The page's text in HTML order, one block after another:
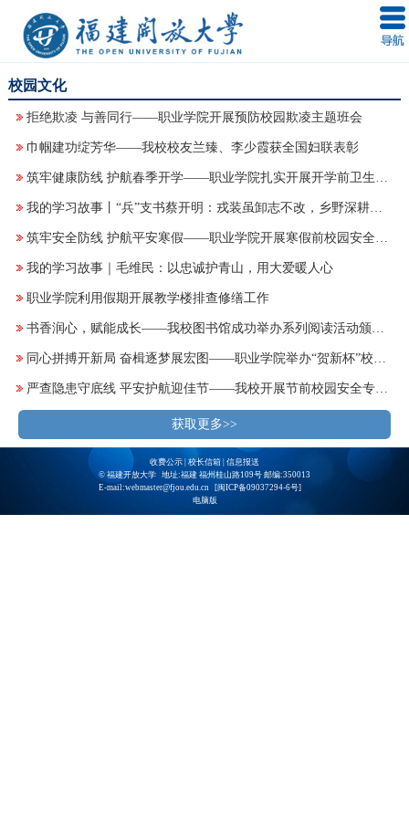
校园文化
拒绝欺凌 与善同行——职业学院开展预防校园欺凌主题班会
巾帼建功绽芳华——我校校友兰臻、李少霞获全国妇联表彰
我的学习故事丨“兵”支书蔡开明：戎装虽卸志不改，乡野深耕振兴路
筑牢安全防线 护航平安寒假——职业学院开展寒假前校园安全专项检查
我的学习故事｜毛维民：以忠诚护青山，用大爱暖人心
职业学院利用假期开展教学楼排查修缮工作
书香润心，赋能成长——我校图书馆成功举办系列阅读活动颁奖仪式暨2026FULink影评活动启动会
严查隐患守底线 平安护航迎佳节——我校开展节前校园安全专项检查
获取更多>>
收费公示 校长信箱 信息报送
© 福建开放大学 地址:福建 福州桂山路109号 邮编:350013
E-mail:webmaster@fjou.edu.cn [闽ICP备09037294-6号]
电脑版